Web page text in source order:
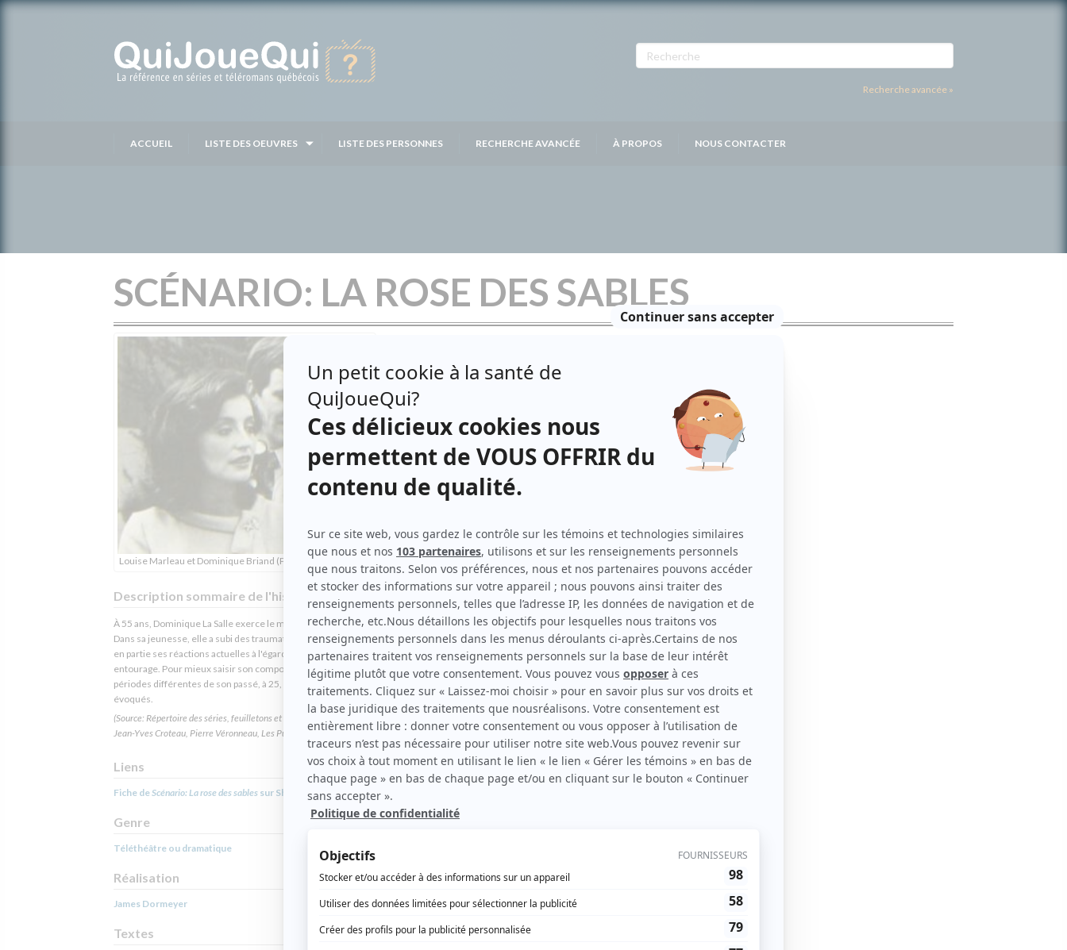
Recherche avancée »
ACCUEIL LISTE DES OEUVRES LISTE DES PERSONNES RECHERCHE AVANCÉE À PROPOS NOUS CONTACTER
SCÉNARIO: LA ROSE DES SABLES
Louise Marleau et Dominique Briand (Photo: Radio-Canada)
Description sommaire de l'histoire
À 55 ans, Dominique La Salle exerce le métier de psychologue.
Dans sa jeunesse, elle a subi des traumatismes qui expliquent
en partie ses réactions actuelles à l'égard de sa fille et de son
entourage. Pour mieux saisir son comportement, trois
périodes différentes de son passé, à 25, 35 et 45 ans, sont
évoqués.
(Source: Répertoire des séries, feuilletons et téléromans québécois,
Jean-Yves Croteau, Pierre Véronneau, Les Publications du Québec)
Liens
Fiche deScénario: La rose des sables sur Showbizz.net
Genre
Téléthéâtre ou dramatique
Réalisation
James Dormeyer
Textes
Louise Marleau (Dominique La Salle
Daniel Gadouas
Pierre Dufresne(François)
Georges Groulx(Georges)
Louis De Santis( Le père dans le téléroman
Dominique Briand(Martin)
Yvette Thuot(La mère de Dominique)
Jean Coutu(Le père de Dominique)
Marc Messier (Fabien
Jean-Pierre Bergeron(Étienne)
Janette Bertrand (Janette)
Gilles Desrochers(Un infirmier)
Anne-Marie Ducharme(La patiente)
Une choriste
Claude Gasse( La secrétaire)
Marcel Girard(Le médecin)
Sylvie Heppel(La gardienne)
Suzanne Lafortune(Une infirmière)
)
Bruno Raggi (Le maître d'hôtel)
Renée Claude Riendeau(Nathalie, 5 ans